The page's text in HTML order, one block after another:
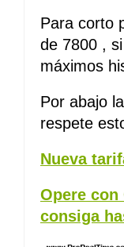
Para corto
de 7800 ,
máximos
Por abajo
respete
Nueva
Opere con
consiga